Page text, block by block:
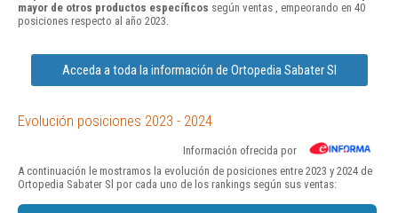
mayor de otros productos específicos según ventas , empeorando en 40
posiciones respecto al año 2023.
Acceda a toda la información de Ortopedia Sabater Sl
Evolución posiciones 2023 - 2024
Información ofrecida por
A continuación le mostramos la evolución de posiciones entre 2023 y 2024 de
Ortopedia Sabater Sl por cada uno de los rankings según sus ventas: